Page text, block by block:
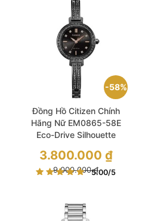
58%
Đồng Hồ Citizen Chính
Hãng Nữ EM0865-58E
Eco-Drive Silhouette
Steel Ladies Watch
9.000.000₫
Giá
gốc
là:
9.000.000 ₫.
3.800.000 ₫
Giá
hiện
5.00/5